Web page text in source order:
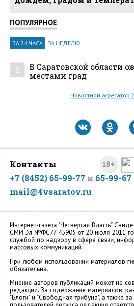
ПОПУЛЯРНОЕ
ЗА 24 ЧАСА ЗА НЕДЕЛЮ
1
В Саратовской области
местами град
Новостной агрегатор
18+
Контакты
+7 (8452) 65-99-77 и 65-99-67
mail@4vsaratov.ru
Интернет-газета "Четвертая Власть"
СМИ Эл №ФС77-45905 от 20 июля 2011
службой по надзору в сфере связи,
массовых коммуникаций.
При любом использовании материалов
обязательна.
Мнение авторов публикаций может не
редакции. За содержание материалов,
"Блоги" и "Свободная трибуна", а также